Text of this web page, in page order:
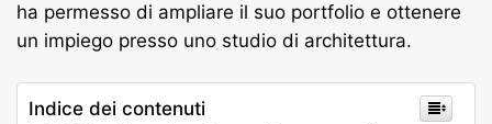
ha permesso di ampliare il suo portfolio e ottenere
un impiego presso uno studio di architettura.
Indice dei contenuti